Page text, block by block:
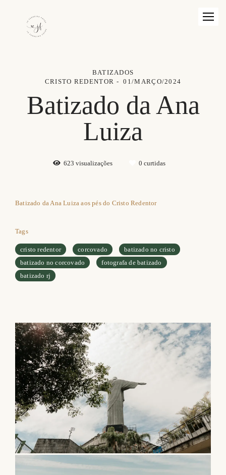
BATIZADOS
CRISTO REDENTOR
01/MARÇO/2024
Batizado da Ana
Luiza
623 visualizações 0 curtidas
Batizado da Ana Luiza aos pés do Cristo Redentor
Tags
cristo redentor corcovado
batizado no cristo
batizado no corcovado
fotografa de batizado
batizado rj